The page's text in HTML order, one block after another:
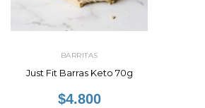
BARRITAS
Just Fit Barras Keto 70g
$4.800